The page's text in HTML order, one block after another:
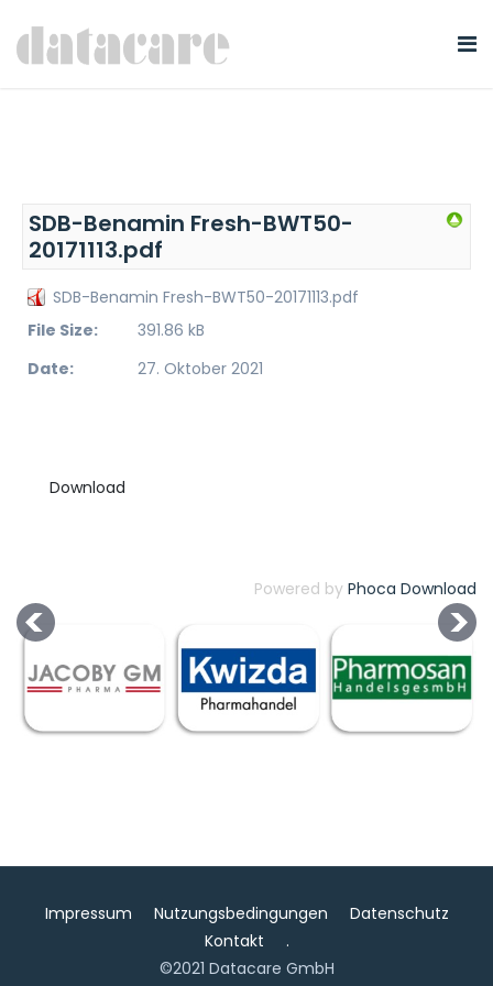
SDB-Benamin Fresh-BWT50-
20171113.pdf
SDB-Benamin Fresh-BWT50-20171113.pdf
File Size:
391.86 kB
Date:
27. Oktober 2021
Powered by Phoca Download
Impressum Nutzungsbedingungen
Datenschutz
Kontakt
.
©2021 Datacare GmbH